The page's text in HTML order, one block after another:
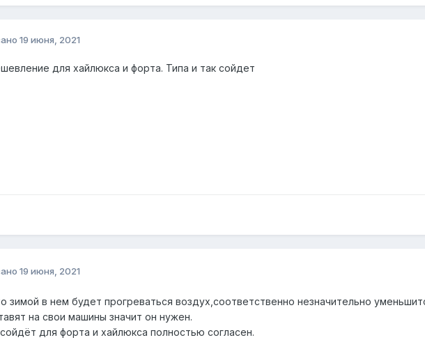
19 июня, 2021
для хайлюкса и форта. Типа и так сойдет
19 июня, 2021
зимой в нем будет прогреваться воздух,соответственно незначительно
на свои машины значит он нужен.
для форта и хайлюкса полностью согласен.